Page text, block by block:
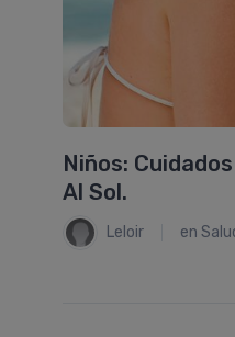
Niños:
Al Sol.
Leloir en